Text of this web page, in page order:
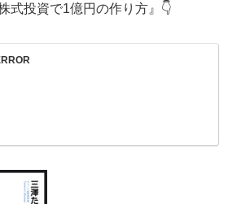
式投資で1億円の作り方』👇